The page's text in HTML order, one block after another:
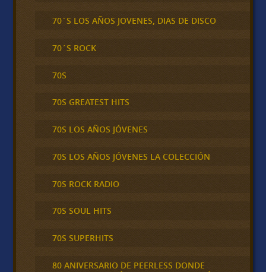
70´S LOS AÑOS JOVENES, DIAS DE DISCO
70´S ROCK
70S
70S GREATEST HITS
70S LOS AÑOS JÓVENES
70S LOS AÑOS JÓVENES LA COLECCIÓN
70S ROCK RADIO
70S SOUL HITS
70S SUPERHITS
80 ANIVERSARIO DE PEERLESS DONDE